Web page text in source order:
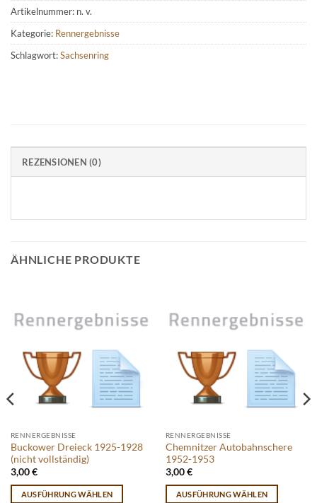
Artikelnummer: n. v.
Kategorie: Rennergebnisse
Schlagwort:Sachsenring
REZENSIONEN (0)
ÄHNLICHE PRODUKTE
RENNERGEBNISSE
Buckower Dreieck 1925-1928
(nicht vollständig)
3,00€
AUSFÜHRUNG WÄHLEN
RENNERGEBNISSE
Chemnitzer Autobahnschere
1952-1953
3,00€
AUSFÜHRUNG WÄHLEN